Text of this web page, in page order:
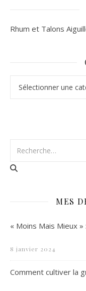
Rhum et Talons
MES
« Moins Mais Mieux
8 janvier 2024
Comment cultiver la